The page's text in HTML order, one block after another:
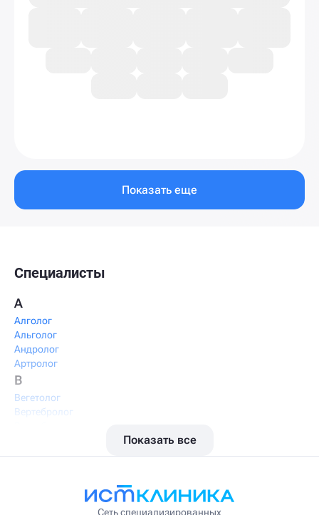
Показать еще
Специалисты
А
Алголог
Альголог
Андролог
Артролог
В
Вегетолог
Вертебролог
Висцеральный массажист
Врач интегративной медицины
Врач первичного приёма
Показать все
Сеть специализированных